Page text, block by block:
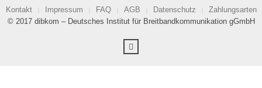
Kontakt Impressum FAQ AGB Datenschutz
Zahlungsarten
© 2017 dibkom – Deutsches Institut für Breitbandkommunikation gGmbH